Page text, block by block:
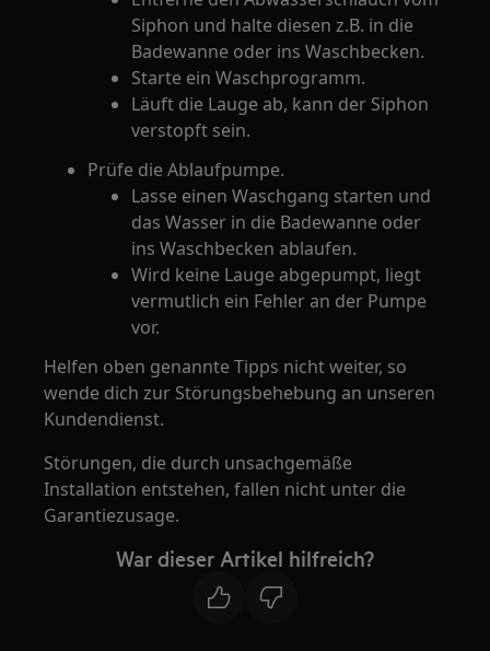
Siphon und halte diesen z.B. in die
Badewanne oder ins Waschbecken.
Starte ein Waschprogramm.
Läuft die Lauge ab, kann der Siphon
verstopft sein.
Prüfe die Ablaufpumpe.
Lasse einen Waschgang starten und
das Wasser in die Badewanne oder
ins Waschbecken ablaufen.
Wird keine Lauge abgepumpt, liegt
vermutlich ein Fehler an der Pumpe
vor.
Helfen oben genannte Tipps nicht weiter, so
wende dich zur Störungsbehebung an unseren
Kundendienst.
Störungen, die durch unsachgemäße
Installation entstehen, fallen nicht unter die
Garantiezusage.
War dieser Artikel hilfreich?